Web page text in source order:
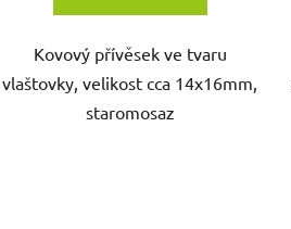
Kovový přívěsek ve tvaru
vlaštovky, velikost cca 14x16mm,
staromosaz